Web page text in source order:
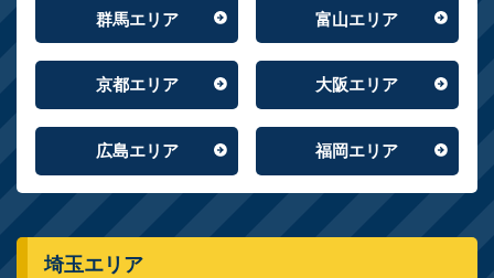
群馬エリア 富山エリア
京都エリア 大阪エリア
広島エリア 福岡エリア
埼玉エリア